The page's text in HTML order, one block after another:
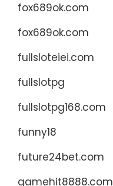
fox689ok.com
fox689ok.com
fullsloteiei.com
fullslotpg
fullslotpg168.com
funny18
future24bet.com
gamehit8888.com